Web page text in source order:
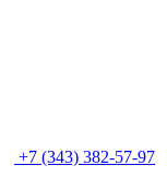
+7 (343) 382-57-97